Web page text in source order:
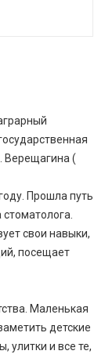
Верещагина (
Прошла путь
стоматолога.
свои навыки,
посещает
Маленькая
детские
улитки и все те,